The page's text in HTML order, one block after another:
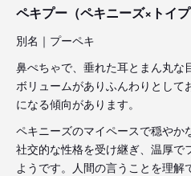
ペキプー（ペキニーズ×トイプ
別名｜プーペキ
鼻ぺちゃで、垂れた耳とまん丸な
ボリュームがありふんわりとして
になる傾向があります。
ペキニーズのマイペースで穏やか
社交的な性格を受け継ぎ、温厚で
ようです。人間の言うことを理